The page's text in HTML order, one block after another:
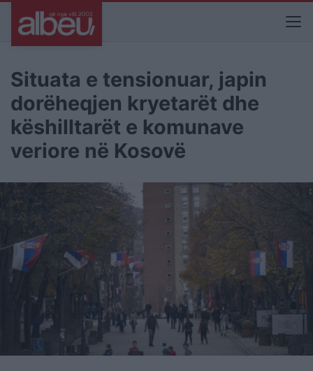
Situata e tensionuar, japin
dorëheqjen kryetarët dhe
këshilltarët e komunave
veriore në Kosovë